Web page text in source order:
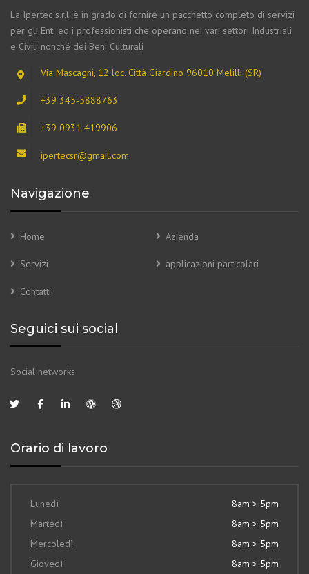
La Ipertec s.r.l. è in grado di fornire un pacchetto completo di servizi
per gli Enti ed i professionisti che operano nei vari settori Industriali
e Civili nonché dei Beni Culturali
Via Mascagni, 12 loc. Città Giardino 96010 Melilli (SR)
+39 345-5888763
+39 0931 419906
ipertecsr@gmail.com
Navigazione
Home Azienda
Servizi applicazioni particolari
Contatti
Seguici sui social
Social networks
Orario di lavoro
Lunedì
8am > 5pm
Martedì
8am > 5pm
Mercoledì
8am > 5pm
Giovedì
8am > 5pm